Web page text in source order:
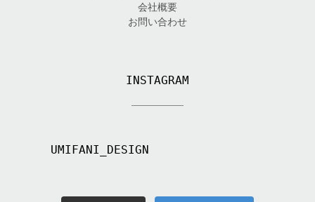
会社概要
お問い合わせ
INSTAGRAM
UMIFANI_DESIGN